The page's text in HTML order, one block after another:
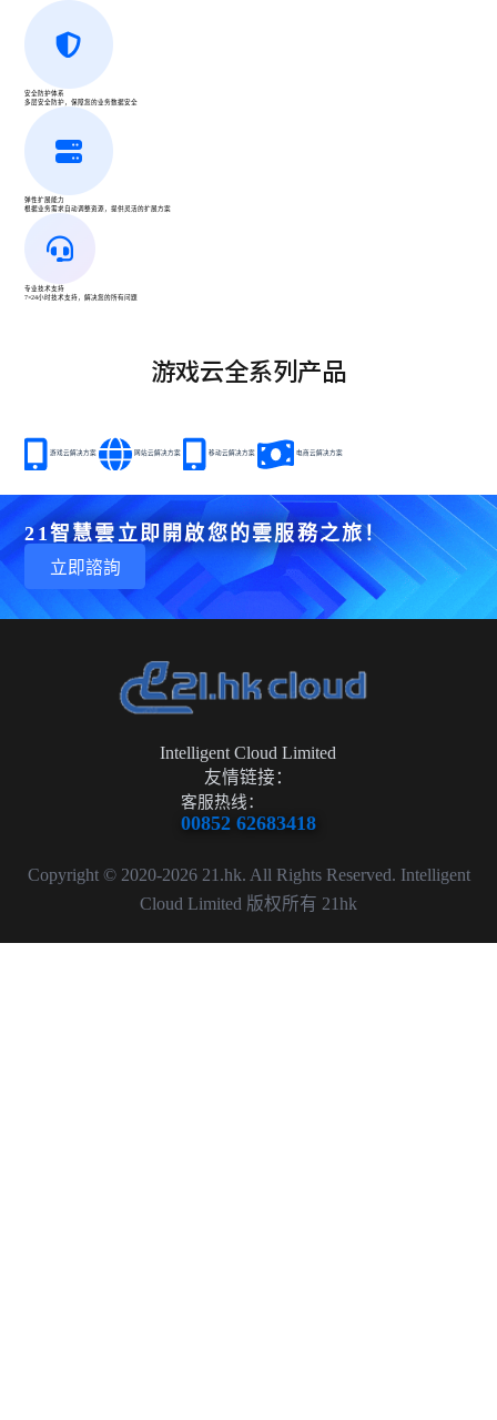
安全防护体系
多层安全防护，保障您的业务数据安全
弹性扩展能力
根据业务需求自动调整资源，提供灵活的扩展方案
专业技术支持
7×24小时技术支持，解决您的所有问题
游戏云全系列产品
游戏云解决方案 网站云解决方案 移动云解决方案 电商云解决方案
21智慧雲立即開啟您的雲服務之旅！
立即諮詢
Intelligent Cloud Limited
友情链接：
客服热线：
00852 62683418
Copyright © 2020-2026 21.hk. All Rights Reserved. Intelligent
Cloud Limited 版权所有 21hk